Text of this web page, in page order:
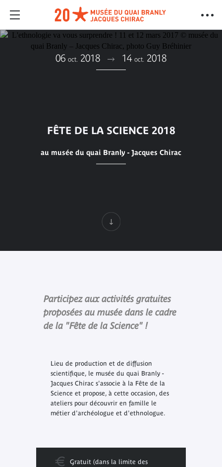
06 oct. 2018 14 oct. 2018
FÊTE DE LA SCIENCE 2018
au musée du quai Branly - Jacques Chirac
Participez aux activités gratuites
proposées au musée dans le cadre
de la "Fête de la Science" !
Lieu de production et de diffusion
scientifique, le musée du quai Branly -
Jacques Chirac s'associe à la Fête de la
Science et propose, à cette occasion, des
ateliers pour découvrir en famille le
métier d'archéologue et d'ethnologue.
Gratuit (dans la limite des